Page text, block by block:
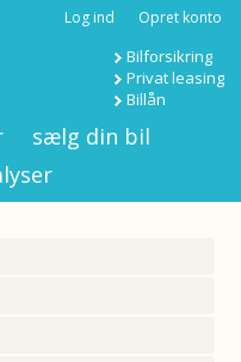
Log ind Opret konto
Bilforsikring
Privat leasing
Billån
sælg din bil